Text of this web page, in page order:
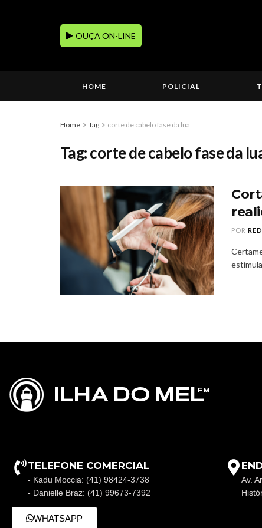
OUÇA ON-LINE
HOME POLICIAL
Home Tag corte de cabelo fase da lua
Tag:corte de cabelo fase da
POR
TELEFONE COMERCIAL
- Kadu Moccia: (41) 98424-3738
- Danielle Braz: (41) 99673-7392
WHATSAPP
Av.